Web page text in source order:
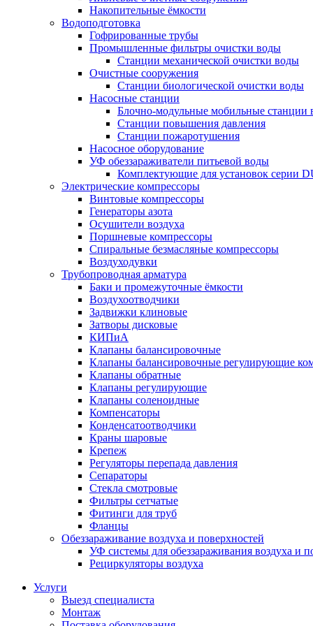
Накопительные ёмкости
Водоподготовка
Гофрированные трубы
Промышленные фильтры очистки воды
Станции механической очистки воды
Очистные сооружения
Станции биологической очистки воды
Насосные станции
Блочно-модульные мобильные станции
Станции повышения давления
Станции пожаротушения
Насосное оборудование
УФ обеззараживатели питьевой воды
Комплектующие для установок серии
Электрические компрессоры
Винтовые компрессоры
Генераторы азота
Осушители воздуха
Поршневые компрессоры
Спиральные безмасляные компрессоры
Воздуходувки
Трубопроводная арматура
Баки и промежуточные ёмкости
Воздухоотводчики
Задвижки клиновые
Затворы дисковые
КИПиА
Клапаны балансировочные
Клапаны балансировочные регулирующие
Клапаны обратные
Клапаны регулирующие
Клапаны соленоидные
Компенсаторы
Конденсатоотводчики
Краны шаровые
Крепеж
Регуляторы перепада давления
Сепараторы
Стекла смотровые
Фильтры сетчатые
Фитинги для труб
Фланцы
Обеззараживание воздуха и поверхностей
УФ системы для обеззараживания воздуха и
Рециркуляторы воздуха
Услуги
Выезд специалиста
Монтаж